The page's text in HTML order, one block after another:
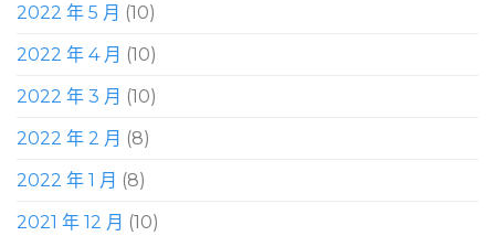
2022 年 5 月 (10)
2022 年 4 月 (10)
2022 年 3 月 (10)
2022 年 2 月 (8)
2022 年 1 月 (8)
2021 年 12 月 (10)